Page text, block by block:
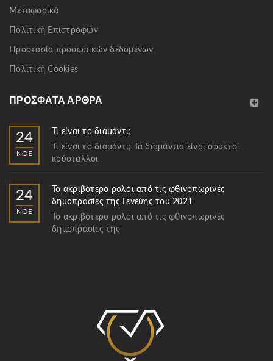
Μεταφορικά
Πολιτική Επιστροφών
Προστασία προσωπικών δεδομένων
Πολιτική Cookies
ΠΡΌΣΦΑΤΑ ΆΡΘΡΑ
24
ΝΟΈ
Τι είναι το διαμάντι;
Τι είναι το διαμάντι; Τα διαμάντια είναι ορυκτοί
κρύσταλλοι
24
ΝΟΈ
Το ακριβότερο ρολόι από τις φθινοπωρινές
δημοπρασίες της Γενεύης του 2021
Το ακριβότερο ρολόι από τις φθινοπωρινές
δημοπρασίες της